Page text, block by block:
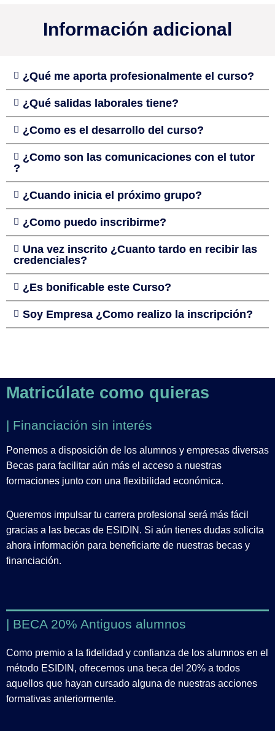
Información adicional
¿Qué me aporta profesionalmente el curso?
¿Qué salidas laborales tiene?
¿Como es el desarrollo del curso?
¿Como son las comunicaciones con el tutor
?
¿Cuando inicia el próximo grupo?
¿Como puedo inscribirme?
Una vez inscrito ¿Cuanto tardo en recibir las
credenciales?
¿Es bonificable este Curso?
Soy Empresa ¿Como realizo la inscripción?
Matricúlate como quieras
| Financiación sin interés
Ponemos a disposición de los alumnos y empresas diversas
Becas para facilitar aún más el acceso a nuestras
formaciones junto con una flexibilidad económica.
Queremos impulsar tu carrera profesional será más fácil
gracias a las becas de ESIDIN. Si aún tienes dudas solicita
ahora información para beneficiarte de nuestras becas y
financiación.
| BECA 20% Antiguos alumnos
Como premio a la fidelidad y confianza de los alumnos en el
método ESIDIN, ofrecemos una beca del 20% a todos
aquellos que hayan cursado alguna de nuestras acciones
formativas anteriormente.